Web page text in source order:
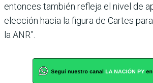
entonces también refleja el nivel de
elección hacia la figura de Cartes
la ANR”.